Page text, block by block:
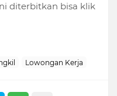
diterbitkan bisa klik
Lowongan Kerja